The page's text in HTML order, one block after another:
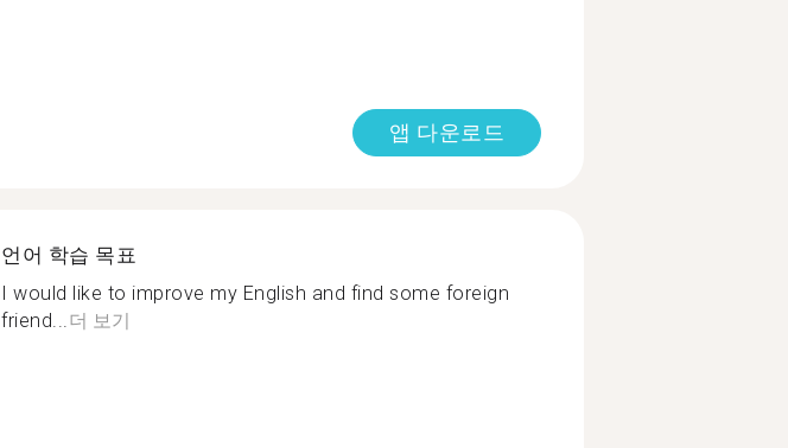
앱 다운로드
언어 학습 목표
I would like to improve my English and find some foreign
friend...더 보기